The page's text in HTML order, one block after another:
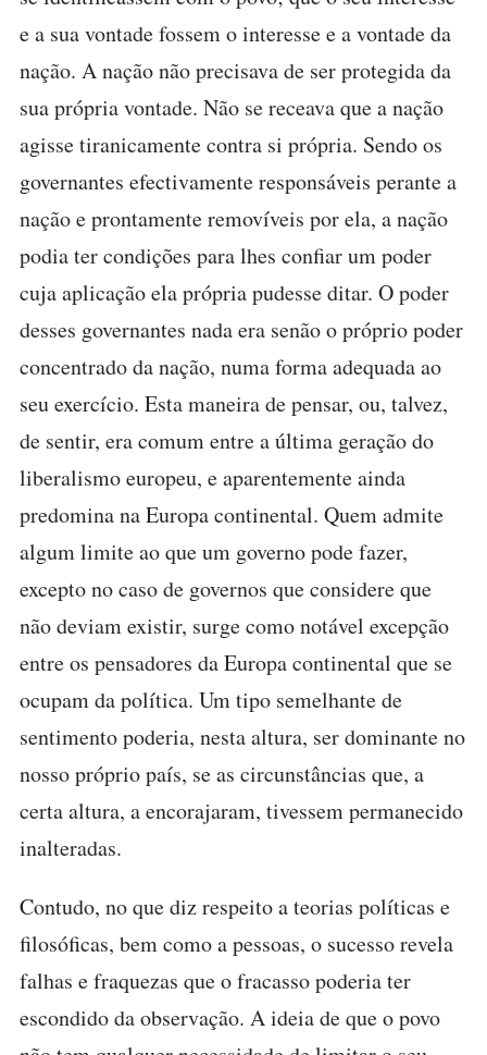
e a sua vontade fossem o interesse e a vontade da
nação. A nação não precisava de ser protegida da
sua própria vontade. Não se receava que a nação
agisse tiranicamente contra si própria. Sendo os
governantes efectivamente responsáveis perante a
nação e prontamente removíveis por ela, a nação
podia ter condições para lhes confiar um poder
cuja aplicação ela própria pudesse ditar. O poder
desses governantes nada era senão o próprio poder
concentrado da nação, numa forma adequada ao
seu exercício. Esta maneira de pensar, ou, talvez,
de sentir, era comum entre a última geração do
liberalismo europeu, e aparentemente ainda
predomina na Europa continental. Quem admite
algum limite ao que um governo pode fazer,
excepto no caso de governos que considere que
não deviam existir, surge como notável excepção
entre os pensadores da Europa continental que se
ocupam da política. Um tipo semelhante de
sentimento poderia, nesta altura, ser dominante no
nosso próprio país, se as circunstâncias que, a
certa altura, a encorajaram, tivessem permanecido
inalteradas.
Contudo, no que diz respeito a teorias políticas e
filosóficas, bem como a pessoas, o sucesso revela
falhas e fraquezas que o fracasso poderia ter
escondido da observação. A ideia de que o povo